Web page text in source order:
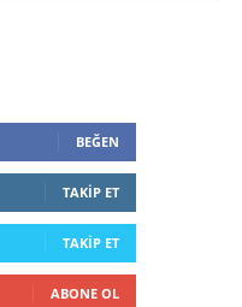
BEĞEN
TAKIP ET
TAKIP ET
ABONE OL